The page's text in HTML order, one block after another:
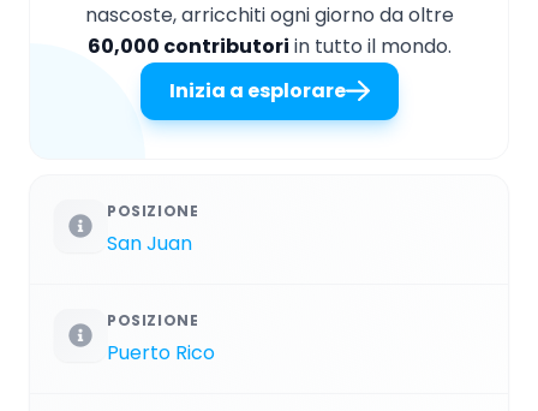
nascoste, arricchiti ogni giorno da oltre
60,000 contributori in tutto il mondo.
Inizia a esplorare
POSIZIONE
San Juan
POSIZIONE
Puerto Rico